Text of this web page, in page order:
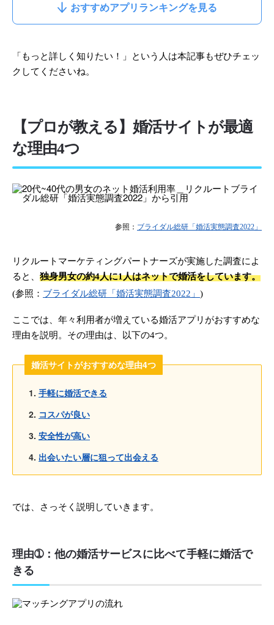
おすすめアプリランキングを見る
「もっと詳しく知りたい！」という人は本記事もぜひチェッ
クしてくださいね。
【プロが教える】婚活サイトが最適
な理由4つ
参照： ブライダル総研「婚活実態調査2022」
リクルートマーケティングパートナーズが実施した調査によ
ると、 独身男女の約4人に1人はネットで婚活をしています。
(参照： ブライダル総研「婚活実態調査2022」 )
ここでは、年々利用者が増えている婚活アプリがおすすめな
理由を説明。その理由は、以下の4つ。
婚活サイトがおすすめな理由4つ
手軽に婚活できる
コスパが良い
安全性が高い
出会いたい層に狙って出会える
では、さっそく説明していきます。
理由➀：他の婚活サービスに比べて手軽に婚活で
きる